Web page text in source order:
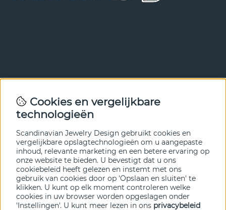
Met onze nieuwsbrief ben je als eerste op de hoogte van
nieuws en aanbiedingen. Meld je hieronder aan.
VERZENDEN
Cookies en vergelijkbare
technologieën
Scandinavian Jewelry Design gebruikt cookies en
vergelijkbare opslagtechnologieën om u aangepaste
inhoud, relevante marketing en een betere ervaring op
onze website te bieden. U bevestigt dat u ons
cookiebeleid heeft gelezen en instemt met ons
gebruik van cookies door op 'Opslaan en sluiten' te
klikken. U kunt op elk moment controleren welke
cookies in uw browser worden opgeslagen onder
'Instellingen'. U kunt meer lezen in ons privacybeleid